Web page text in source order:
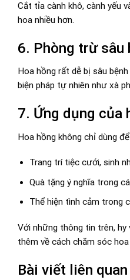
Cắt tỉa cành khô, cành yếu
hoa nhiều hơn.
6. Phòng trừ sâu
Hoa hồng rất dễ bị sâu
biện pháp tự nhiên như xà
7. Ứng dụng của
Hoa hồng không chỉ dùng
Trang trí tiệc cưới, sinh
Quà tặng ý nghĩa trong
Thể hiện tình cảm trong
Với những thông tin trên,
thêm về cách chăm sóc
Bài viết liên quan